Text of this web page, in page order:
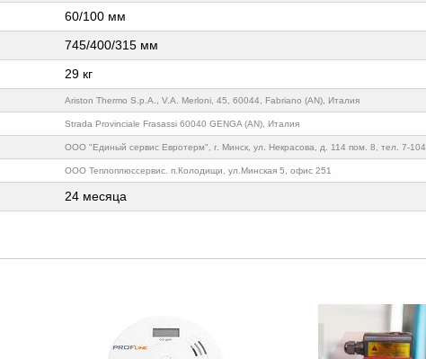
60/100 мм
745/400/315 мм
29 кг
Ariston Thermo S.p.A., V.A. Merloni, 45, 60044, Fabriano (AN), Италия
Strada Provinciale Frasassi 60040 GENGA (AN), Италия
ООО "Единый сервис Евротерм", г. Минск, ул. Некрасова, д. 114 пом. 8, тел. 7-104
ООО Теплоплюссервис. п.Колодищи, ул.Минская 5, офис 251
24 месяца